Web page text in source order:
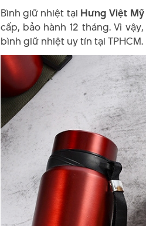
Bình giữ nhiệt tại Hưng Việt Mỹ
cấp, bảo hành 12 tháng. Vì vậy,
bình giữ nhiệt uy tín tại TPHCM.